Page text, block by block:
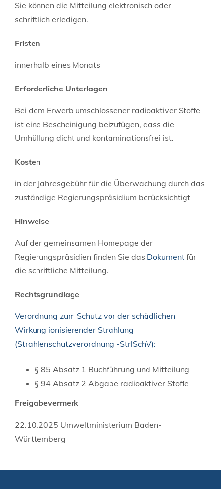
Sie können die Mitteilung elektronisch oder
schriftlich erledigen.
Fristen
innerhalb eines Monats
Erforderliche Unterlagen
Bei dem Erwerb umschlossener radioaktiver Stoffe
ist eine Bescheinigung beizufügen, dass die
Umhüllung dicht und kontaminationsfrei ist.
Kosten
in der Jahresgebühr für die Überwachung durch das
zuständige Regierungspräsidium berücksichtigt
Hinweise
Auf der gemeinsamen Homepage der
Regierungspräsidien finden Sie das Dokument für
die schriftliche Mitteilung.
Rechtsgrundlage
Verordnung zum Schutz vor der schädlichen
Wirkung ionisierender Strahlung
(Strahlenschutzverordnung -StrlSchV):
§ 85 Absatz 1 Buchführung und Mitteilung
§ 94 Absatz 2 Abgabe radioaktiver Stoffe
Freigabevermerk
22.10.2025 Umweltministerium Baden-
Württemberg